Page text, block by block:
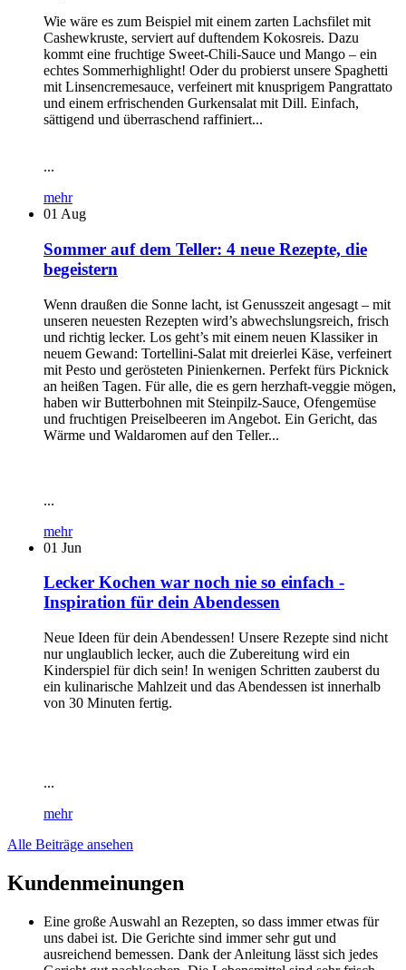
Wie wäre es zum Beispiel mit einem zarten Lachsfilet mit
Cashewkruste, serviert auf duftendem Kokosreis. Dazu
kommt eine fruchtige Sweet-Chili-Sauce und Mango – ein
echtes Sommerhighlight! Oder du probierst unsere Spaghetti
mit Linsencremesauce, verfeinert mit knusprigem Pangrattato
und einem erfrischenden Gurkensalat mit Dill. Einfach,
sättigend und überraschend raffiniert...
...
mehr
01 Aug
Sommer auf dem Teller: 4 neue Rezepte, die
begeistern
Wenn draußen die Sonne lacht, ist Genusszeit angesagt – mit
unseren neuesten Rezepten wird’s abwechslungsreich, frisch
und richtig lecker. Los geht’s mit einem neuen Klassiker in
neuem Gewand: Tortellini-Salat mit dreierlei Käse, verfeinert
mit Pesto und gerösteten Pinienkernen. Perfekt fürs Picknick
an heißen Tagen. Für alle, die es gern herzhaft-veggie mögen,
haben wir Butterbohnen mit Steinpilz-Sauce, Ofengemüse
und fruchtigen Preiselbeeren im Angebot. Ein Gericht, das
Wärme und Waldaromen auf den Teller...
...
mehr
01 Jun
Lecker Kochen war noch nie so einfach -
Inspiration für dein Abendessen
Neue Ideen für dein Abendessen! Unsere Rezepte sind nicht
nur unglaublich lecker, auch die Zubereitung wird ein
Kinderspiel für dich sein! In wenigen Schritten zauberst du
ein kulinarische Mahlzeit und das Abendessen ist innerhalb
von 30 Minuten fertig.
...
mehr
Alle Beiträge ansehen
Kundenmeinungen
Eine große Auswahl an Rezepten, so dass immer etwas für
uns dabei ist. Die Gerichte sind immer sehr gut und
ausreichend bemessen. Dank der Anleitung lässt sich jedes